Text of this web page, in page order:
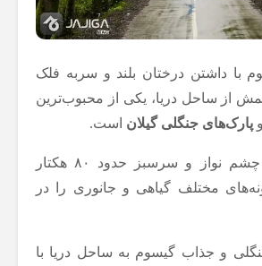
با داشتن درختان بلند و سربه فلک
از ساحل دریا، یکی از محبوب‌ترین
پارک‌های جنگلی گیلان است.
این پارک جنگلی چشم نواز و سرسبز حدود ۸۰ هکتار
مختلف گیاهی و جانوری را در
و جذاب گیسوم به ساحل دریا با